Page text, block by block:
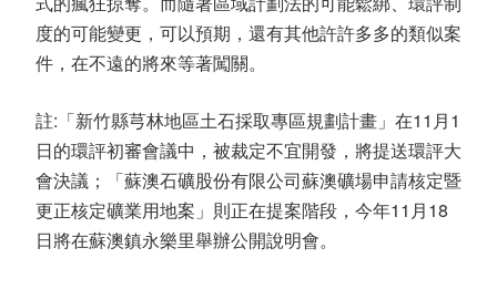
度的可能變更，可以預期，還有其他許許多多的類似案
件，在不遠的將來等著闖關。
註:「新竹縣芎林地區土石採取專區規劃計畫」在11月1
日的環評初審會議中，被裁定不宜開發，將提送環評大
會決議；「蘇澳石礦股份有限公司蘇澳礦場申請核定暨
更正核定礦業用地案」則正在提案階段，今年11月18
日將在蘇澳鎮永樂里舉辦公開說明會。